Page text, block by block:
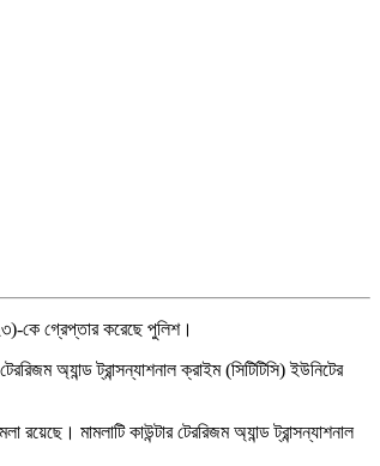
কে গ্রেপ্তার করেছে পুলিশ।
অ্যান্ড ট্রান্সন্যাশনাল ক্রাইম (সিটিটিসি) ইউনিটের
মামলাটি কাউন্টার টেররিজম অ্যান্ড ট্রান্সন্যাশনাল